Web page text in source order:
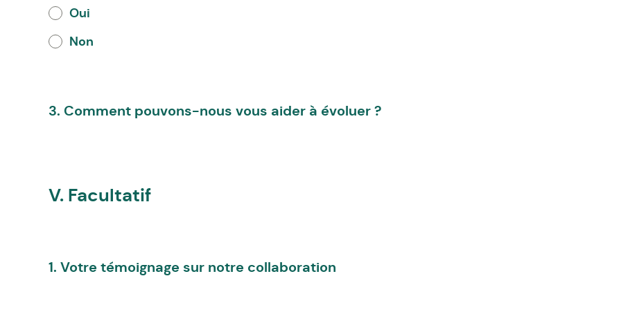
Oui
Non
3. Comment pouvons-nous vous aider à évoluer ?
V. Facultatif
1. Votre témoignage sur notre collaboration